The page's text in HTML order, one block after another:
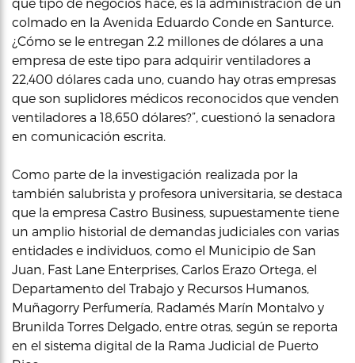
colmado en la Avenida Eduardo Conde en Santurce.
¿Cómo se le entregan 2.2 millones de dólares a una
empresa de este tipo para adquirir ventiladores a
22,400 dólares cada uno, cuando hay otras empresas
que son suplidores médicos reconocidos que venden
ventiladores a 18,650 dólares?”, cuestionó la senadora
en comunicación escrita.
Como parte de la investigación realizada por la
también salubrista y profesora universitaria, se destaca
que la empresa Castro Business, supuestamente tiene
un amplio historial de demandas judiciales con varias
entidades e individuos, como el Municipio de San
Juan, Fast Lane Enterprises, Carlos Erazo Ortega, el
Departamento del Trabajo y Recursos Humanos,
Muñagorry Perfumería, Radamés Marín Montalvo y
Brunilda Torres Delgado, entre otras, según se reporta
en el sistema digital de la Rama Judicial de Puerto